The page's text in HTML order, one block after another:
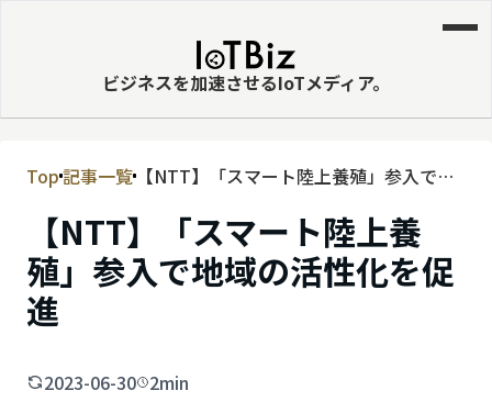
ビジネスを加速させるIoTメディア。
MVNE
エッジ
LPWA
DaaS
PaaS
Top記事一覧【NTT】「スマート陸上養殖」参入で地
【NTT】「スマート陸上養
殖」参入で地域の活性化を促
進
2023-06-30 2min